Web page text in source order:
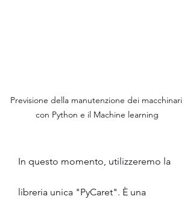
Previsione della manutenzione dei macchinari
con Python e il Machine learning
In questo momento, utilizzeremo la
libreria unica "PyCaret". È una